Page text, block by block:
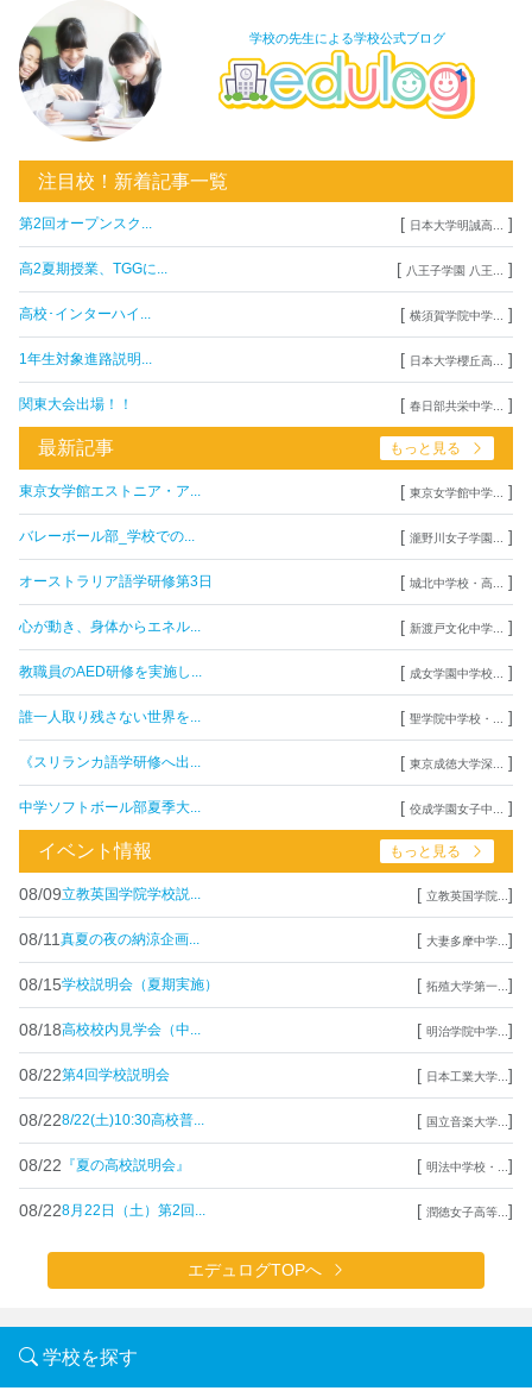
学校の先生による学校公式ブログ
注目校！新着記事一覧
第2回オープンスク... [ 日本大学明誠高... ]
高2夏期授業、TGGに... [ 八王子学園 八王... ]
高校･インターハイ... [ 横須賀学院中学... ]
1年生対象進路説明... [ 日本大学櫻丘高... ]
関東大会出場！！ [ 春日部共栄中学... ]
最新記事 もっと見る
東京女学館エストニア・ア... [ 東京女学館中学... ]
バレーボール部_学校での... [ 瀧野川女子学園... ]
オーストラリア語学研修第3日 [ 城北中学校・高... ]
心が動き、身体からエネル... [ 新渡戸文化中学... ]
教職員のAED研修を実施し... [ 成女学園中学校... ]
誰一人取り残さない世界を... [ 聖学院中学校・... ]
《スリランカ語学研修へ出... [ 東京成徳大学深... ]
中学ソフトボール部夏季大... [ 佼成学園女子中... ]
イベント情報 もっと見る
08/09立教英国学院学校説... [ 立教英国学院... ]
08/11 真夏の夜の納涼企画... [ 大妻多摩中学... ]
08/15学校説明会（夏期実施） [ 拓殖大学第一... ]
08/18高校校内見学会（中... [ 明治学院中学... ]
08/22第4回学校説明会 [ 日本工業大学... ]
08/228/22(土)10:30高校普... [ 国立音楽大学... ]
08/22 『夏の高校説明会』 [ 明法中学校・... ]
08/228月22日（土）第2回... [ 潤徳女子高等... ]
エデュログTOPへ
学校を探す